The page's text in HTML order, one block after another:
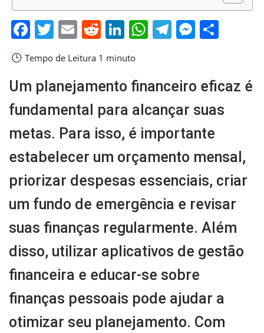
Facebook
Twitter
EmailReddit
LinkedIn
WhatsApp
Telegram
Tempo de Leitura 1 minuto
Um planejamento financeiro eficaz é
fundamental para alcançar suas
metas. Para isso, é importante
estabelecer um orçamento mensal,
priorizar despesas essenciais, criar
um fundo de emergência e revisar
suas finanças regularmente. Além
disso, utilizar aplicativos de gestão
financeira e educar-se sobre
finanças pessoais pode ajudar a
otimizar seu planejamento. Com